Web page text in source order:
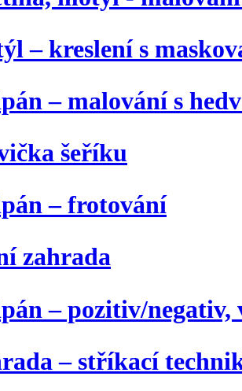
– kreslení s
– malování s
šeříku
– frotování
zahrada
– pozitiv/negativ,
– stříkací